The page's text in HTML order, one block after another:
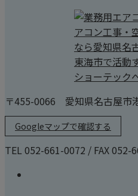
〒455-0066 愛知県名古屋市
Googleマップで確認する
TEL 052-661-0072 / FAX 052-